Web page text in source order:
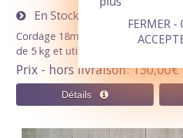
En Stock
Cordage 18mm Noir / Blanc avec
de 5 kg et utilisant plus de 50 m de
Prix - hors livraison 130,00€
FERMER -